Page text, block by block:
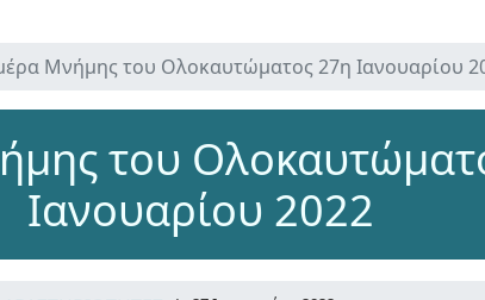
Μνήμης του Ολοκαυτώματος 27η Ιανουαρίου
του
Ιανουαρίου 2022